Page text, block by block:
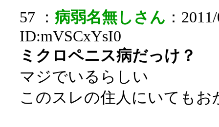
57 ： 病弱名無しさん ：
ID:mVSCxYsI0
ミクロペニス病だっけ？
マジでいるらしい
このスレの住人にいてもお